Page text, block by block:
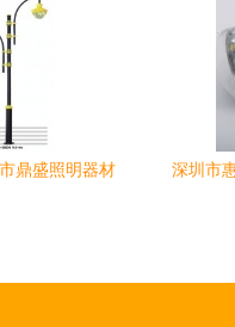
鼎盛照明器材
深圳市